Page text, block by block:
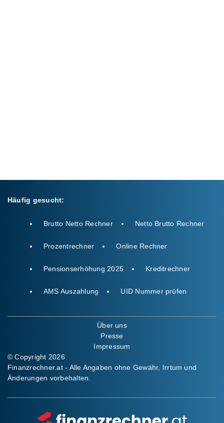
Häufig gesucht:
Brutto Netto Rechner Netto Brutto Rechner
Prozentrechner Online Rechner
Pensionserhöhung 2025 Kreditrechner
AMS Auszahlung UID Nummer prüfen
Über uns
Presse
Impressum
© Copyright 2026
Finanzrechner.at - Alle Angaben ohne Gewähr, Irrtum und
Änderungen vorbehalten.